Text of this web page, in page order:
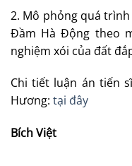
2. Mô phỏng quá
Đầm Hà Động theo
nghiệm xói của đất
Chi tiết luận án tiến
Hương: tại đây
Bích Việt